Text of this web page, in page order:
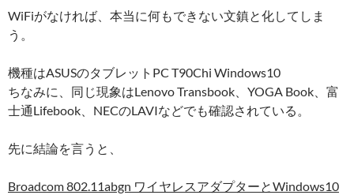
WiFiがなければ、本当に何もできない文鎮と化してしま
う。
機種はASUSのタブレットPC T90Chi Windows10
ちなみに、同じ現象はLenovo Transbook、YOGA Book、富
士通Lifebook、NECのLAVIなどでも確認されている。
先に結論を言うと、
Broadcom 802.11abgn ワイヤレスアダプターとWindows10